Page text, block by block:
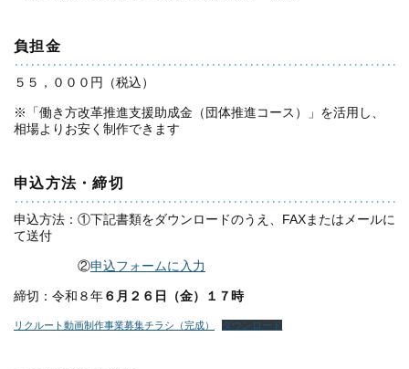
負担金
５５，０００円（税込）
※「働き方改革推進支援助成金（団体推進コース）」を活用し、
相場よりお安く制作できます
申込方法・締切
申込方法：①下記書類をダウンロードのうえ、FAXまたはメールに
て送付
②申込フォームに入力
締切：令和８年６月２６日（金）１７時
リクルート動画制作事業募集チラシ（完成） ダウンロード